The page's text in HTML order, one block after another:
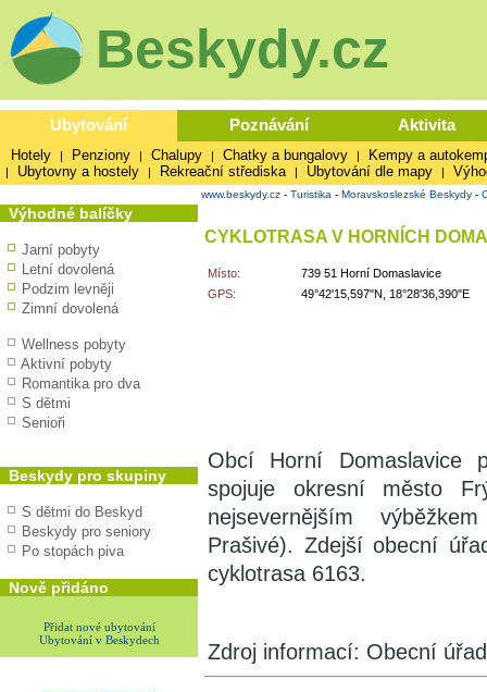
Beskydy.cz
Ubytování Poznávání Aktivita
Hotely | Penziony | Chalupy | Chatky a bungalovy | Kempy a
| Ubytovny a hostely | Rekreační střediska | Ubytování dle mapy |
Výhodné balíčky
Jarní pobyty
Letní dovolená
Podzim levněji
Zimní dovolená
Wellness pobyty
Aktivní pobyty
Romantika pro dva
S dětmi
Senioři
Beskydy pro skupiny
S dětmi do Beskyd
Beskydy pro seniory
Po stopách piva
Nově přidáno
Přidat nové ubytování
Ubytování v Beskydech
www.beskydy.cz - Turistika - Moravskoslezské Beskydy -
CYKLOTRASA V HORNÍCH
Místo:
739 51 Horní Domaslavice
GPS:
49°42'15,597"N, 18°28'36,390"E
Obcí Horní Domaslavice
spojuje okresní město
nejsevernějším
Prašivé). Zdejší obecní
cyklotrasa 6163.
Zdroj informací: Obecní